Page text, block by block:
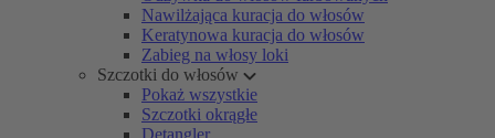
Nawilżająca kuracja do włosów
Keratynowa kuracja do włosów
Zabieg na włosy loki
Szczotki do włosów
Pokaż wszystkie
Szczotki okrągłe
Detangler